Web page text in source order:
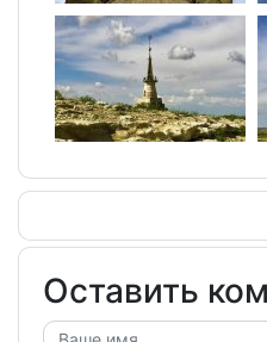
Оставить